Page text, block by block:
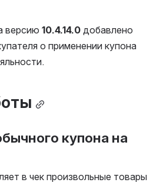
версию 10.4.14.0 добавлено
о применении купона
купона на
в чек произвольные товары